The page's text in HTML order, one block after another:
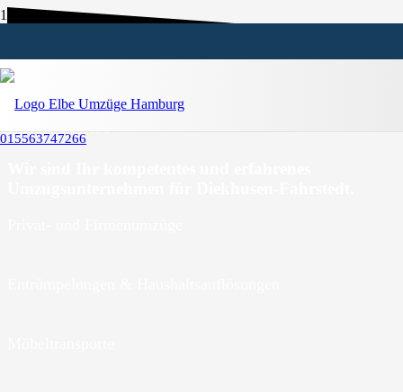
015563747266
Umzugsunternehmen Diekhusen-